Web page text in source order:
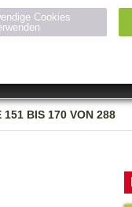
151 BIS 170 VON 288
Cookies
Zweck
Wird für die Speicherung